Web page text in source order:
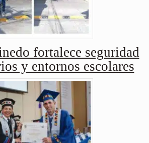
fortalece seguridad
y entornos escolares